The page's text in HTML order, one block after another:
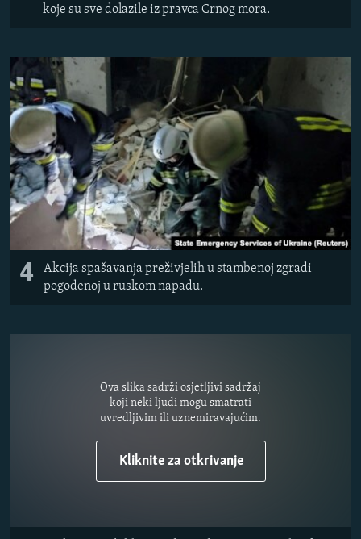
koje su sve dolazile iz pravca Crnog mora.
4
Akcija spašavanja preživjelih u stambenoj zgradi
pogođenoj u ruskom napadu.
Ova slika sadrži osjetljivi sadržaj
koji neki ljudi mogu smatrati
uvredljivim ili uznemiravajućim.
Kliknite za otkrivanje